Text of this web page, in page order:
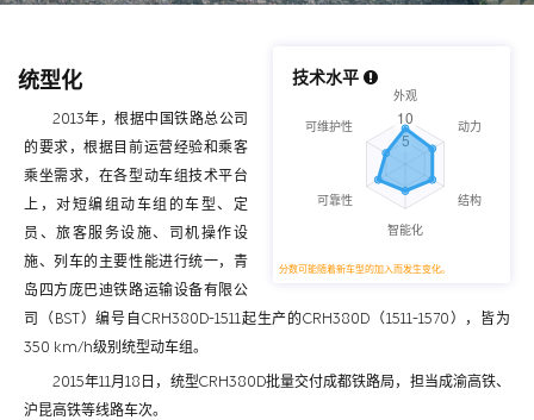
技术水平
分数可能随着新车型的加入而发生变化。
统型化
2013年，根据中国铁路总公司
的要求，根据目前运营经验和乘客
乘坐需求，在各型动车组技术平台
上，对短编组动车组的车型、定
员、旅客服务设施、司机操作设
施、列车的主要性能进行统一，青
岛四方庞巴迪铁路运输设备有限公
司（BST）编号自CRH380D-1511起生产的CRH380D（1511-1570），皆为
350 km/h级别统型动车组。
2015年11月18日，统型CRH380D批量交付成都铁路局，担当成渝高铁、
沪昆高铁等线路车次。